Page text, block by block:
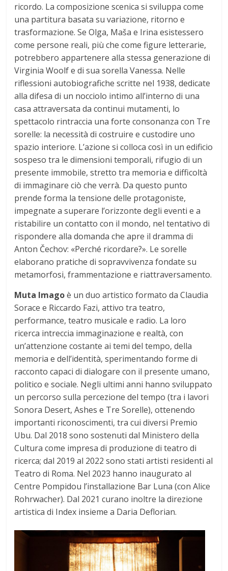
ricordo. La composizione scenica si sviluppa come
una partitura basata su variazione, ritorno e
trasformazione. Se Olga, Maša e Irina esistessero
come persone reali, più che come figure letterarie,
potrebbero appartenere alla stessa generazione di
Virginia Woolf e di sua sorella Vanessa. Nelle
riflessioni autobiografiche scritte nel 1938, dedicate
alla difesa di un nocciolo intimo all’interno di una
casa attraversata da continui mutamenti, lo
spettacolo rintraccia una forte consonanza con Tre
sorelle: la necessità di costruire e custodire uno
spazio interiore. L’azione si colloca così in un edificio
sospeso tra le dimensioni temporali, rifugio di un
presente immobile, stretto tra memoria e difficoltà
di immaginare ciò che verrà. Da questo punto
prende forma la tensione delle protagoniste,
impegnate a superare l’orizzonte degli eventi e a
ristabilire un contatto con il mondo, nel tentativo di
rispondere alla domanda che apre il dramma di
Anton Čechov: «Perché ricordare?». Le sorelle
elaborano pratiche di sopravvivenza fondate su
metamorfosi, frammentazione e riattraversamento.
Muta Imagoè un duo artistico formato da Claudia
Sorace e Riccardo Fazi, attivo tra teatro,
performance, teatro musicale e radio. La loro
ricerca intreccia immaginazione e realtà, con
un’attenzione costante ai temi del tempo, della
memoria e dell’identità, sperimentando forme di
racconto capaci di dialogare con il presente umano,
politico e sociale. Negli ultimi anni hanno sviluppato
un percorso sulla percezione del tempo (tra i lavori
Sonora Desert, Ashes e Tre Sorelle), ottenendo
importanti riconoscimenti, tra cui diversi Premio
Ubu. Dal 2018 sono sostenuti dal Ministero della
Cultura come impresa di produzione di teatro di
ricerca; dal 2019 al 2022 sono stati artisti residenti al
Teatro di Roma. Nel 2023 hanno inaugurato al
Centre Pompidou l’installazione Bar Luna (con Alice
Rohrwacher). Dal 2021 curano inoltre la direzione
artistica di Index insieme a Daria Deflorian.